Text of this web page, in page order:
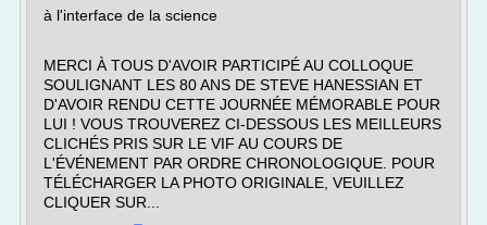
à l'interface de la science
MERCI À TOUS D'AVOIR PARTICIPÉ AU COLLOQUE
SOULIGNANT LES 80 ANS DE STEVE HANESSIAN ET
D'AVOIR RENDU CETTE JOURNÉE MÉMORABLE POUR
LUI ! VOUS TROUVEREZ CI-DESSOUS LES MEILLEURS
CLICHÉS PRIS SUR LE VIF AU COURS DE
L'ÉVÉNEMENT PAR ORDRE CHRONOLOGIQUE. POUR
TÉLÉCHARGER LA PHOTO ORIGINALE, VEUILLEZ
CLIQUER SUR...